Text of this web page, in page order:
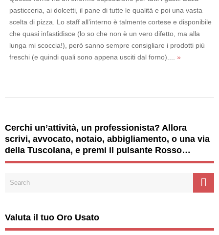
pasticceria, ai dolcetti, il pane di tutte le qualità e poi una vasta
scelta di pizza. Lo staff all’interno è talmente cortese e disponibile
che quasi infastidisce (lo so che non è un vero difetto, ma alla
lunga mi scoccia!), però sanno sempre consigliare i prodotti più
freschi (e quindi quali sono appena usciti dal forno).... »
Cerchi un’attività, un professionista? Allora
scrivi, avvocato, notaio, abbigliamento, o una via
della Tuscolana, e premi il pulsante Rosso…
Valuta il tuo Oro Usato